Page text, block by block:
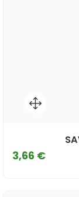
3,66 €Cena